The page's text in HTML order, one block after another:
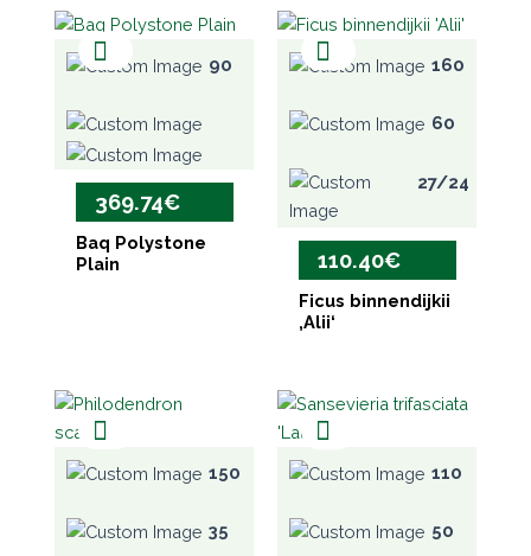
90
369.74€
Baq Polystone
Plain
160
60
27/24
110.40€
Ficus binnendijkii
‚Alii‘
150
35
110
50